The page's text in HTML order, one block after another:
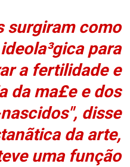
surgiram como
para
a fertilidade e
da ma£e e dos
disse
da arte,
uma função